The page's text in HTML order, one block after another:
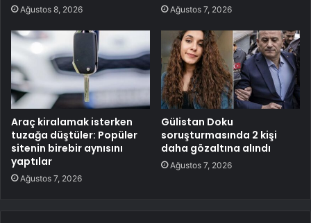
Ağustos 8, 2026 Ağustos 7, 2026
Araç kiralamak isterken
tuzağa düştüler: Popüler
sitenin birebir aynısını
yaptılar
Ağustos 7, 2026
Gülistan Doku
soruşturmasında 2 kişi
daha gözaltına alındı
Ağustos 7, 2026